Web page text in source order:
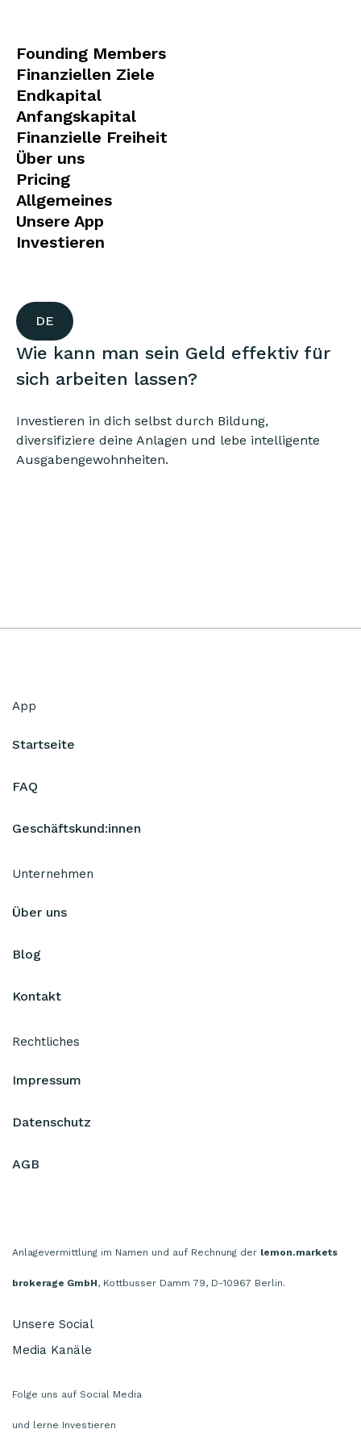
Founding Members
Finanziellen Ziele
Endkapital
Anfangskapital
Finanzielle Freiheit
Über uns
Pricing
Allgemeines
Unsere App
Investieren
DE
Wie kann man sein Geld effektiv für
sich arbeiten lassen?
Investieren in dich selbst durch Bildung,
diversifiziere deine Anlagen und lebe intelligente
Ausgabengewohnheiten.
App
Startseite
FAQ
Geschäftskund:innen
Unternehmen
Über uns
Blog
Kontakt
Rechtliches
Impressum
Datenschutz
AGB
Anlagevermittlung im Namen und auf Rechnung der lemon.markets
brokerage GmbH, Kottbusser Damm 79, D-10967 Berlin.
Unsere Social
Media Kanäle
Folge uns auf Social Media
und lerne Investieren